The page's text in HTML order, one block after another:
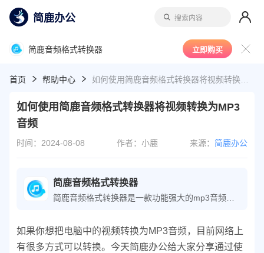
简鹿办公 搜索内容
简鹿音频格式转换器 立即购买
首页 帮助中心
如何使用简鹿音频格式转换器将视频转换为MP3
音频
时间：2024-08-08 作者：小鹿 来源： 简鹿办公
简鹿音频格式转换器
如果你想把电脑中的视频转换为MP3音频，目前网络上
有很多方式可以转换。今天简鹿办公给大家分享通过使